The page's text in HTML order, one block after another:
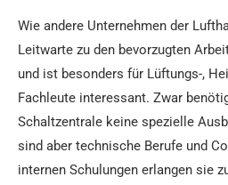
Wie andere Unternehmen der
Leitwarte zu den bevorzugten
und ist besonders für Lüftungs-,
Fachleute interessant. Zwar
Schaltzentrale keine spezielle
sind aber technische Berufe und
internen Schulungen erlangen sie